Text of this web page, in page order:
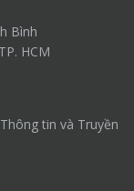
Bình
HCM
tin và Truyền